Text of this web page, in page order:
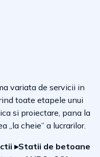
variata de servicii in
toate etapele unui
si proiectare, pana la
„la cheie” a lucrarilor.
▸Statii de betoane